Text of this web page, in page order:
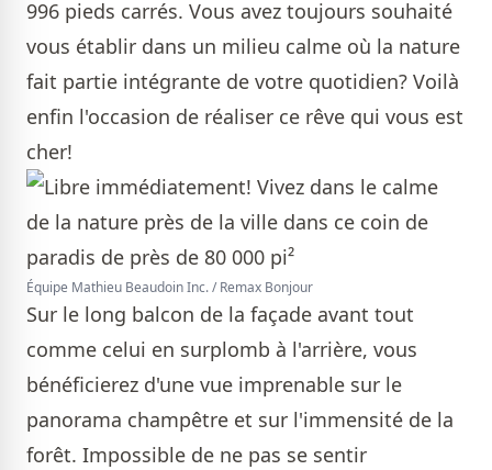
996 pieds carrés. Vous avez toujours souhaité
vous établir dans un milieu calme où la nature
fait partie intégrante de votre quotidien? Voilà
enfin l'occasion de réaliser ce rêve qui vous est
cher!
Équipe Mathieu Beaudoin Inc. / Remax Bonjour
Sur le long balcon de la façade avant tout
comme celui en surplomb à l'arrière, vous
bénéficierez d'une vue imprenable sur le
panorama champêtre et sur l'immensité de la
forêt. Impossible de ne pas se sentir